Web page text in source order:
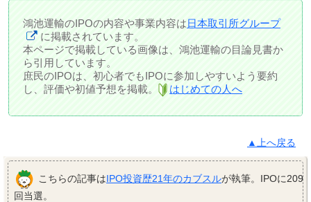
鴻池運輸のIPOの内容や事業内容は日本取引所グループ
に掲載されています。
本ページで掲載している画像は、鴻池運輸の目論見書か
ら引用しています。
庶民のIPOは、初心者でもIPOに参加しやすいよう要約
し、評価や初値予想を掲載。
はじめての人へ
▲上へ戻る
こちらの記事はIPO投資歴21年のカブスルが執筆。IPOに209
回当選。